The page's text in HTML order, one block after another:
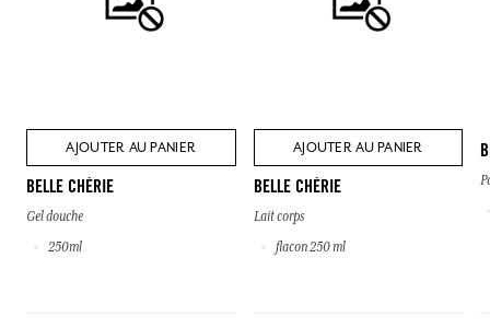
AJOUTER AU PANIER
BELLE CHÉRIE
Gel douche
250ml
AJOUTER AU PANIER
BELLE CHÉRIE
Lait corps
flacon 250 ml